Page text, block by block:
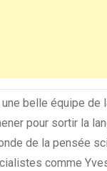
belle équipe
pour sortir la
de la pensée
comme